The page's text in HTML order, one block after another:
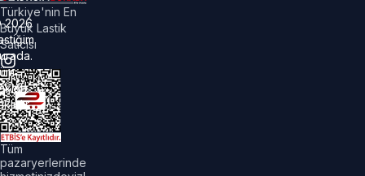
Türkiye'nin En
Büyük Lastik
Satıcısı
Tüm
pazaryerlerinde
2026